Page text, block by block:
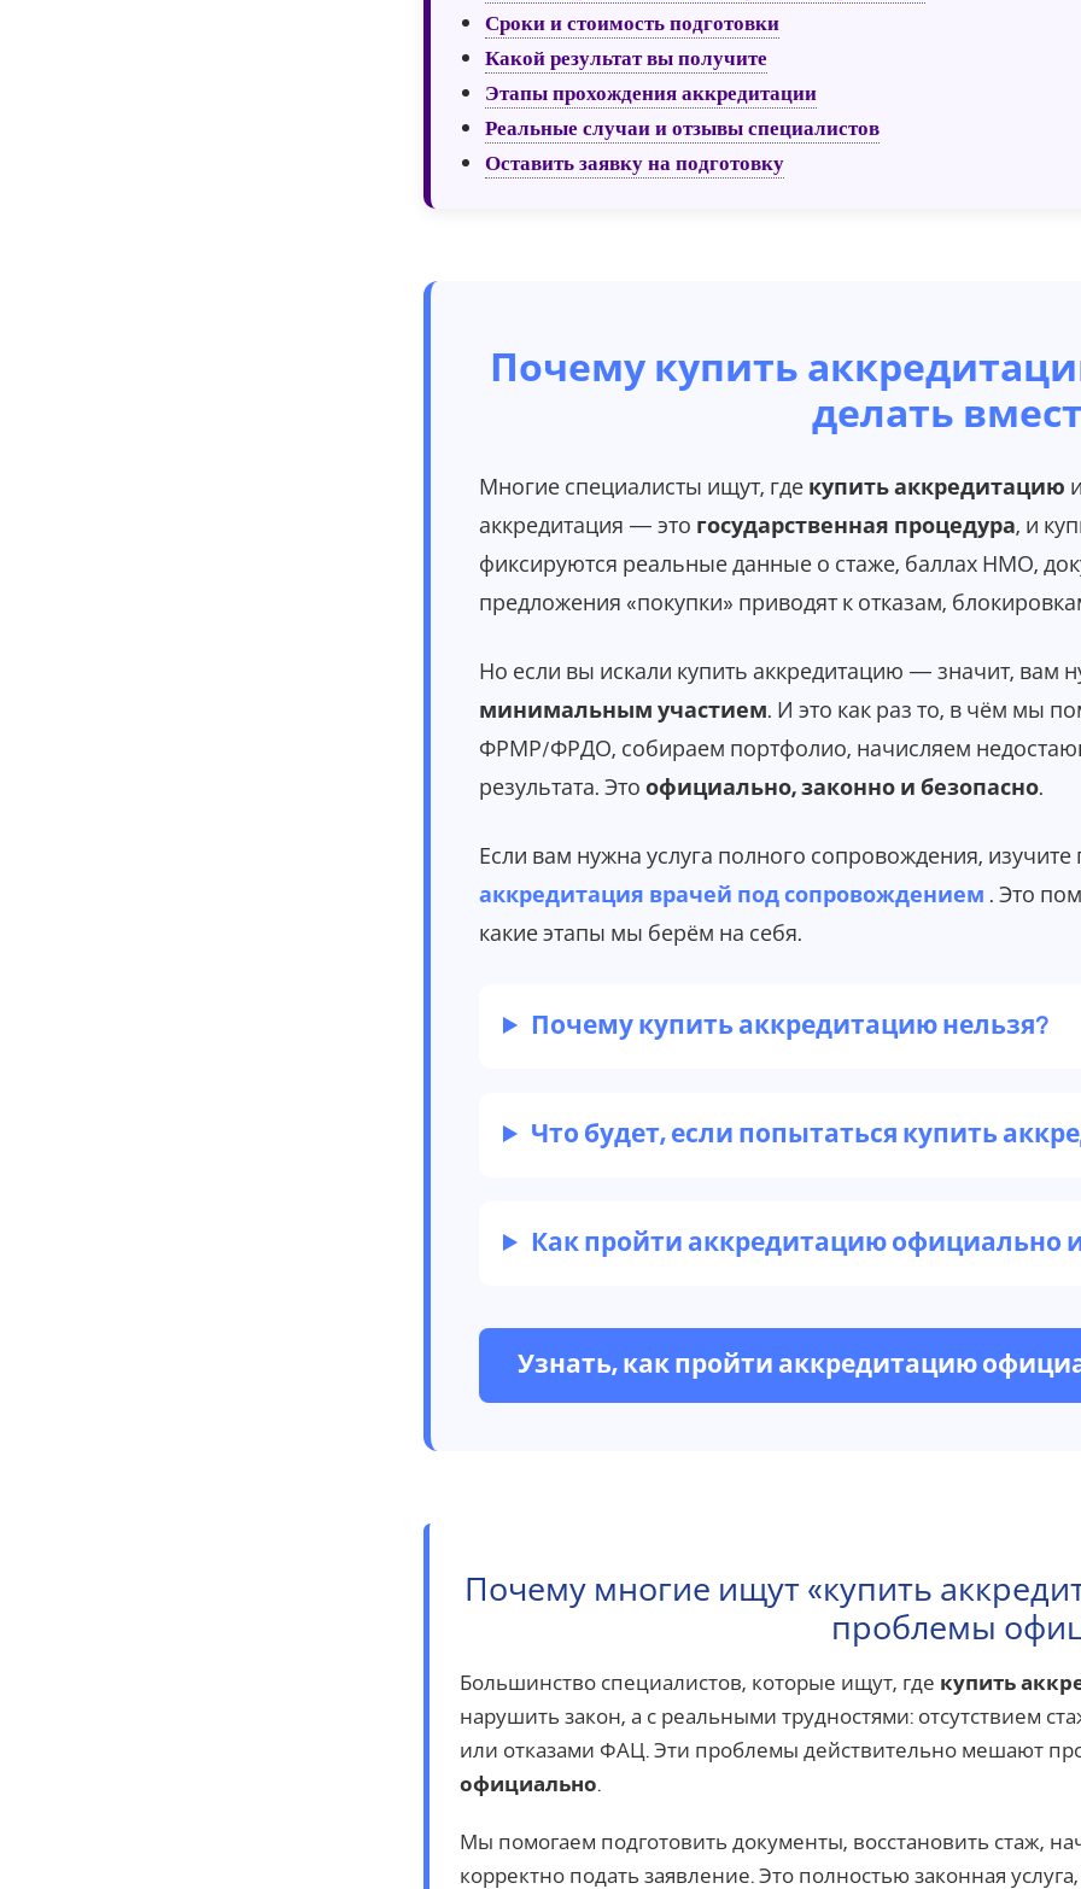
Сроки и стоимость подготовки
Какой результат вы получите
Этапы прохождения аккредитации
Реальные случаи и отзывы специалистов
Оставить заявку на подготовку
Почему купить
делать
Многие специалисты ищут, где купить аккредитацию
аккредитация — это государственная процедура, и
фиксируются реальные данные о стаже, баллах НМО,
предложения «покупки» приводят к отказам,
Но если вы искали купить аккредитацию — значит, вам
минимальным участием. И это как раз то, в чём мы
ФРМР/ФРДО, собираем портфолио, начисляем
результата. Это официально, законно и безопасно.
Если вам нужна услуга полного сопровождения,
аккредитация врачей под сопровождением . Это
какие этапы мы берём на себя.
Почему купить аккредитацию нельзя?
Что будет, если попытаться купить
Как пройти аккредитацию официально
Узнать, как пройти аккредитацию
Почему многие ищут «купить
проблемы
Большинство специалистов, которые ищут, где купить
нарушить закон, а с реальными трудностями: отсутствием
или отказами ФАЦ. Эти проблемы действительно мешают
официально.
Мы помогаем подготовить документы, восстановить стаж,
корректно подать заявление. Это полностью законная